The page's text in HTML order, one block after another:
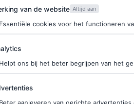
van de website
van de website Altijd aan
Essentiële cookies voor het functioneren
Helpt ons bij het beter begrijpen van het